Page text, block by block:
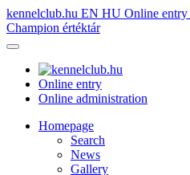
kennelclub.hu EN HU Online entry
Champion értéktár
Online entry
Online administration
Homepage
Search
News
Gallery